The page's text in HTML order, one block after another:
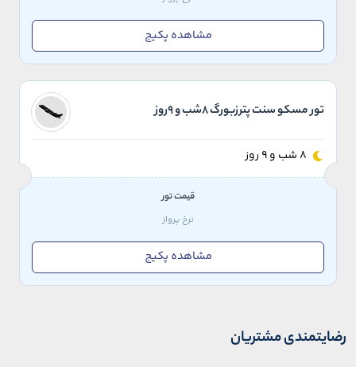
مشاهده پکیج
تور مسکو سنت پترزبورگ 8شب و 9روز
8 شب و 9 روز
قیمت تور
نرخ پرواز
مشاهده پکیج
رضایتمندی مشتریان